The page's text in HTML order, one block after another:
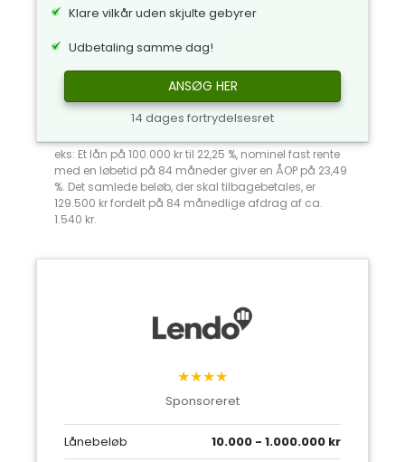
Klare vilkår uden skjulte gebyrer
Udbetaling samme dag!
ANSØG HER
14 dages fortrydelsesret
eks: Et lån på 100.000 kr til 22,25 %, nominel fast rente
med en løbetid på 84 måneder giver en ÅOP på 23,49
%. Det samlede beløb, der skal tilbagebetales, er
129.500 kr fordelt på 84 månedlige afdrag af ca.
1.540 kr.
★★★★
Sponsoreret
Lånebeløb 10.000 - 1.000.000 kr